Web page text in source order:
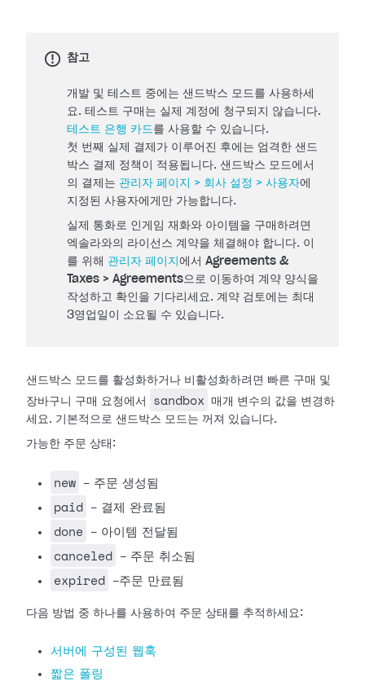
참고
개발 및 테스트 중에는 샌드박스 모드를 사용하세
요. 테스트 구매는 실제 계정에 청구되지 않습니다.
테스트 은행 카드를 사용할 수 있습니다.
첫 번째 실제 결제가 이루어진 후에는 엄격한 샌드
박스 결제 정책이 적용됩니다. 샌드박스 모드에서
의 결제는 관리자 페이지 > 회사 설정 > 사용자에
지정된 사용자에게만 가능합니다.
실제 통화로 인게임 재화와 아이템을 구매하려면
엑솔라와의 라이선스 계약을 체결해야 합니다. 이
를 위해 관리자 페이지 에서 Agreements &
Taxes > Agreements으로 이동하여 계약 양식을
작성하고 확인을 기다리세요. 계약 검토에는 최대
3영업일이 소요될 수 있습니다.
샌드박스 모드를 활성화하거나 비활성화하려면 빠른 구매 및
장바구니 구매 요청에서
sandbox
매개 변수의 값을 변경하
세요. 기본적으로 샌드박스 모드는 꺼져 있습니다.
가능한 주문 상태:
new - 주문 생성됨
paid - 결제 완료됨
done - 아이템 전달됨
canceled - 주문 취소됨
expired -주문 만료됨
다음 방법 중 하나를 사용하여 주문 상태를 추적하세요:
서버에 구성된 웹훅
짧은 폴링